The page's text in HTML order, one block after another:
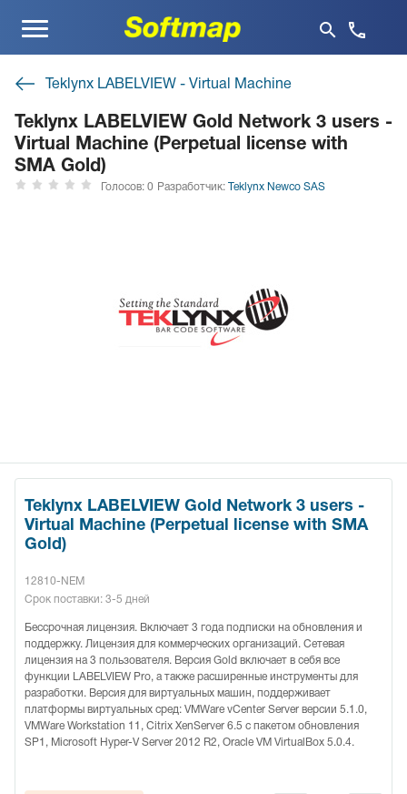
Меню
Teklynx LABELVIEW - Virtual Machine
Teklynx LABELVIEW Gold Network 3 users -
Virtual Machine (Perpetual license with
SMA Gold)
Голосов: 0 Разработчик: Teklynx Newco SAS
Teklynx LABELVIEW Gold Network 3 users -
Virtual Machine (Perpetual license with SMA
Gold)
12810-NEM
Срок поставки: 3-5 дней
Бессрочная лицензия. Включает 3 года подписки на обновления и
поддержку. Лицензия для коммерческих организаций. Сетевая
лицензия на 3 пользователя. Версия Gold включает в себя все
функции LABELVIEW Pro, а также расширенные инструменты для
разработки. Версия для виртуальных машин, поддерживает
платформы виртуальных сред: VMWare vCenter Server версии 5.1.0,
VMWare Workstation 11, Citrix XenServer 6.5 с пакетом обновления
SP1, Microsoft Hyper-V Server 2012 R2, Oracle VM VirtualBox 5.0.4.